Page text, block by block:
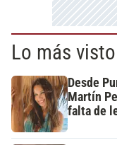
Lo más visto
Desde
Martín
falta de